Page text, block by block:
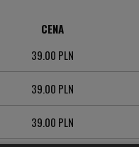
CENA
39.00 PLN
39.00 PLN
39.00 PLN